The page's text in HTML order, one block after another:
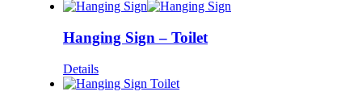
Hanging Sign – Toilet
Details